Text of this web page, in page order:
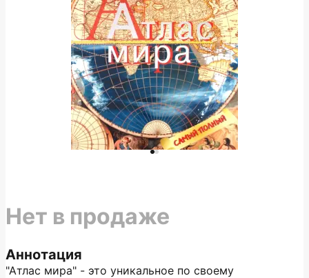
Аннотация
"Атлас мира" - это уникальное по своему
Нет в продаже